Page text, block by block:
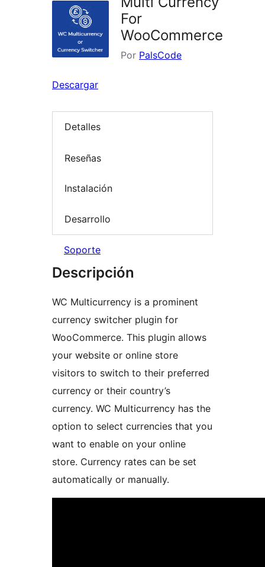
For
WooCommerce
Por PalsCode
Descargar
Detalles
Reseñas
Instalación
Desarrollo
Soporte
Descripción
WC Multicurrency is a prominent
currency switcher plugin for
WooCommerce. This plugin allows
your website or online store
visitors to switch to their preferred
currency or their country’s
currency. WC Multicurrency has the
option to select currencies that you
want to enable on your online
store. Currency rates can be set
automatically or manually.